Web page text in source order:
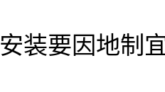
装要因地制